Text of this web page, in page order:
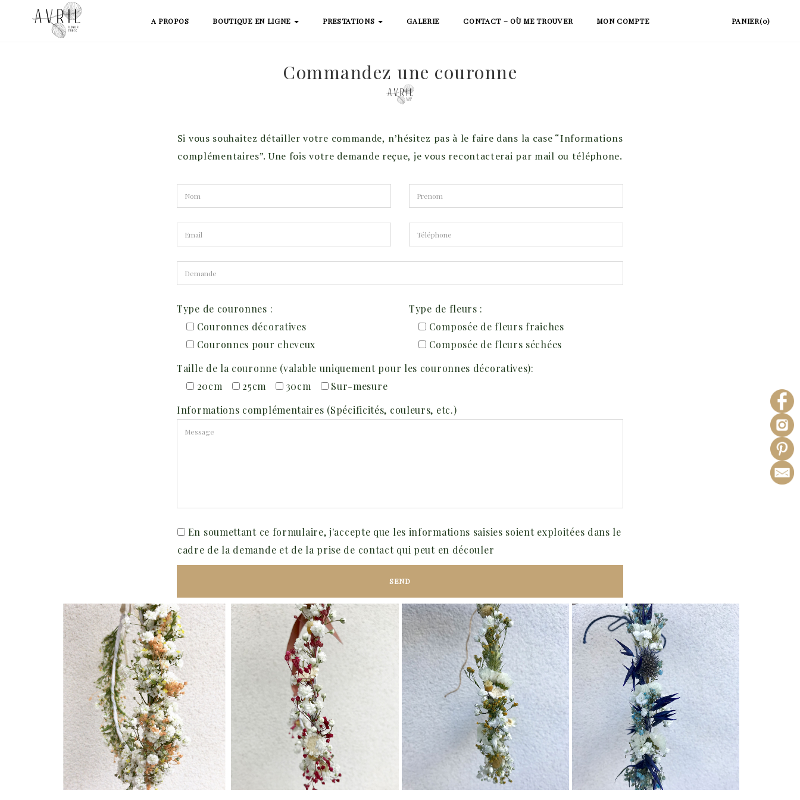
A PROPOS BOUTIQUE EN LIGNE PRESTATIONS GALERIE CONTACT – OÙ ME TROUVER MON COMPTE PANIER(0)
Commandez une couronne
Si vous souhaitez détailler votre commande, n’hésitez pas à le faire dans la case “Informations
complémentaires”. Une fois votre demande reçue, je vous recontacterai par mail ou téléphone.
Type de couronnes :
Couronnes décoratives
Couronnes pour cheveux
Type de fleurs :
Composée de fleurs fraiches
Composée de fleurs séchées
Taille de la couronne (valable uniquement pour les couronnes décoratives):
20cm
25cm 30cm
Sur-mesure
Informations complémentaires (Spécificités, couleurs, etc.)
En soumettant ce formulaire, j'accepte que les informations saisies soient exploitées dans le
cadre de la demande et de la prise de contact qui peut en découler